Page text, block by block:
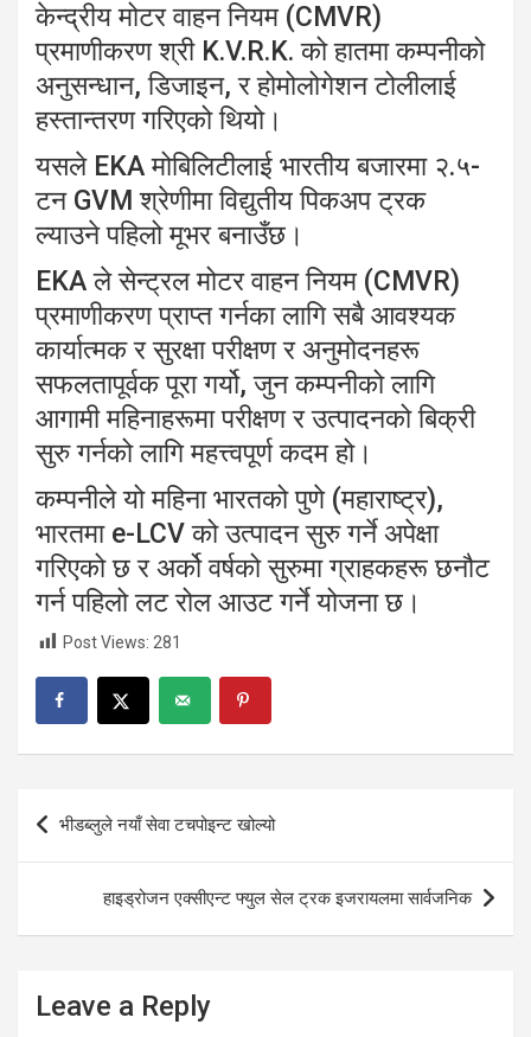
केन्द्रीय मोटर वाहन नियम (CMVR)
प्रमाणीकरण श्री K.V.R.K. को हातमा कम्पनीको
अनुसन्धान, डिजाइन, र होमोलोगेशन टोलीलाई
हस्तान्तरण गरिएको थियो।
यसले EKA मोबिलिटीलाई भारतीय बजारमा २.५-
टन GVM श्रेणीमा विद्युतीय पिकअप ट्रक
ल्याउने पहिलो मूभर बनाउँछ।
EKA ले सेन्ट्रल मोटर वाहन नियम (CMVR)
प्रमाणीकरण प्राप्त गर्नका लागि सबै आवश्यक
कार्यात्मक र सुरक्षा परीक्षण र अनुमोदनहरू
सफलतापूर्वक पूरा गर्यो, जुन कम्पनीको लागि
आगामी महिनाहरूमा परीक्षण र उत्पादनको बिक्री
सुरु गर्नको लागि महत्त्वपूर्ण कदम हो।
कम्पनीले यो महिना भारतको पुणे (महाराष्ट्र),
भारतमा e-LCV को उत्पादन सुरु गर्ने अपेक्षा
गरिएको छ र अर्को वर्षको सुरुमा ग्राहकहरू छनौट
गर्न पहिलो लट रोल आउट गर्ने योजना छ।
Post Views: 281
Post
navigation
भीडब्लुले नयाँ सेवा टचपोइन्ट खोल्यो
हाइड्रोजन एक्सीएन्ट फ्युल सेल ट्रक इजरायलमा सार्वजनिक
Leave a Reply